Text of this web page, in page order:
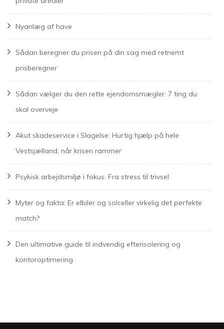
Nyanlæg af have
Sådan beregner du prisen på din sag med retnemt
prisberegner
Sådan vælger du den rette ejendomsmægler: 7 ting du
skal overveje
Akut skadeservice i Slagelse: Hurtig hjælp på hele
Vestsjælland, når krisen rammer
Psykisk arbejdsmiljø i fokus: Fra stress til trivsel
Myter og fakta: Er elbiler og solceller virkelig det perfekte
match?
Den ultimative guide til indvendig efterisolering og
kontoroptimering